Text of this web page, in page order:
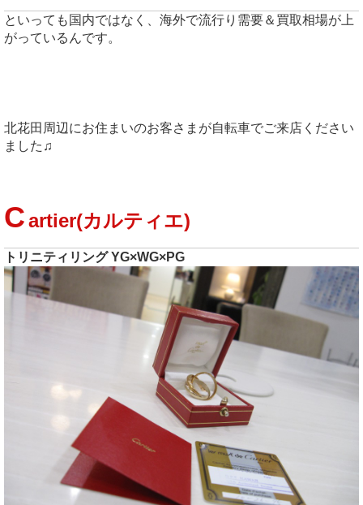
といっても国内ではなく、海外で流行り需要＆買取相場が上
がっているんです。
北花田周辺にお住まいのお客さまが自転車でご来店ください
ました♫
Cartier(カルティエ)
トリニティリング YG×WG×PG